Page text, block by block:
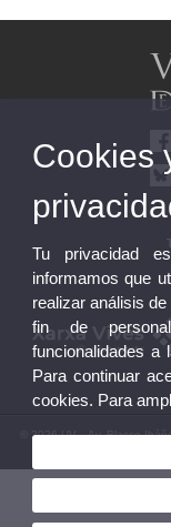
© 2026 UV. - Av. Blasco
Cookies
Tu privacidad
informamos que
realizar análisis
fin de
funcionalidades a
Para continuar
cookies. Para